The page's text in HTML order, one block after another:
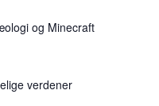
og Minecraft
verdener